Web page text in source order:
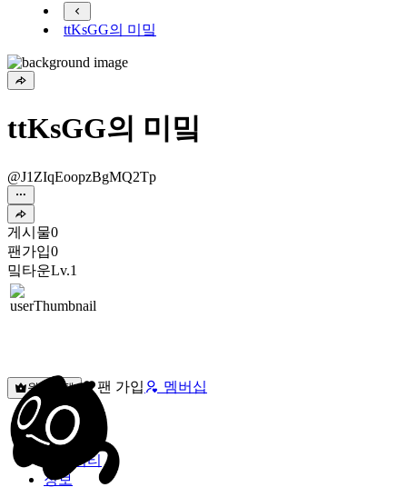
ttKsGG의 미밐
ttKsGG의 미밐
@J1ZIqEoopzBgMQ2Tp
게시물0
팬가입0
밐타운Lv.1
원픽선택 팬 가입 멤버십
밐타운
피드
커뮤니티
정보